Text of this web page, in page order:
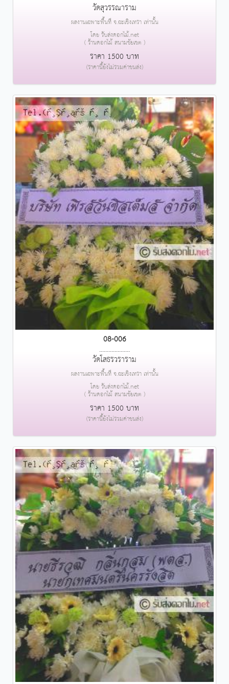
วัดสุวรรณาราม
ผลงานเฉพาะพื้นที่ จ.ฉะเชิงเทรา เท่านั้น
โดย รับส่งดอกไม้.net
( ร้านดอกไม้ สนามชัยเขต )
ราคา 1500 บาท
(ราคานี้ยังไม่รวมค่าขนส่ง)
08-006
....................
วัดโสธรวราราม
ผลงานเฉพาะพื้นที่ จ.ฉะเชิงเทรา เท่านั้น
โดย รับส่งดอกไม้.net
( ร้านดอกไม้ สนามชัยเขต )
ราคา 1500 บาท
(ราคานี้ยังไม่รวมค่าขนส่ง)